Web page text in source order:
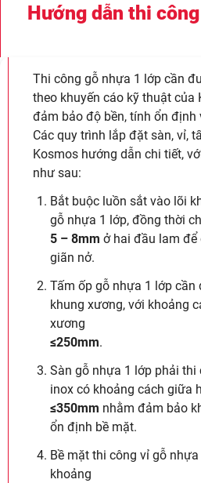
Hướng dẫn thi
Thi công gỗ nhựa 1 lớp cần
theo khuyến cáo kỹ thuật của
đảm bảo độ bền, tính ổn định
Các quy trình lắp đặt sàn, vỉ,
Kosmos hướng dẫn chi tiết,
như sau:
Bắt buộc luồn sắt vào lõi
gỗ nhựa 1 lớp, đồng thời
5 – 8mm ở hai đầu lam để
giãn nở.
Tấm ốp gỗ nhựa 1 lớp
khung xương, với khoảng
xương
≤250mm.
Sàn gỗ nhựa 1 lớp phải thi
inox có khoảng cách giữa
≤350mm nhằm đảm bảo
ổn định bề mặt.
Bề mặt thi công vỉ gỗ
khoảng